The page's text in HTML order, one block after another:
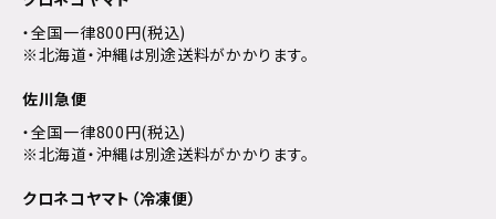
・全国一律800円(税込)
※北海道・沖縄は別途送料がかかります。
佐川急便
・全国一律800円(税込)
※北海道・沖縄は別途送料がかかります。
クロネコヤマト（冷凍便）